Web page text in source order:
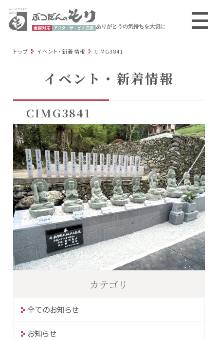
ありがとうの気持ちを大切に
トップ イベント・新着情報 CIMG3841
イベント・新着情報
CIMG3841
カテゴリ
全てのお知らせ
お知らせ